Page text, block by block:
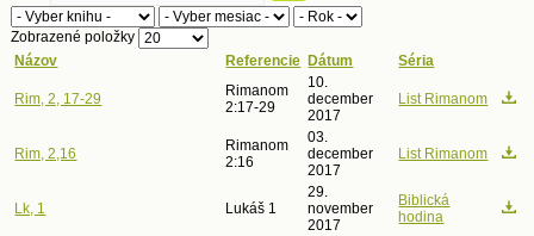
Zobrazené položky
Názov
Referencie Dátum Séria
Rim, 2, 17-29
Rimanom
2:17-29
10.
december
2017
List Rimanom
Rim, 2,16
Rimanom
2:16
03.
december
2017
List Rimanom
Lk, 1 Lukáš 1
29.
november
2017
Biblická
hodina